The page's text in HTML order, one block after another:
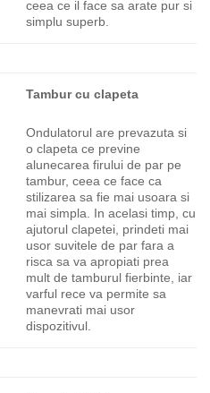
ceea ce il face sa arate pur si
simplu superb.
Tambur cu clapeta
Ondulatorul are prevazuta si
o clapeta ce previne
alunecarea firului de par pe
tambur, ceea ce face ca
stilizarea sa fie mai usoara si
mai simpla. In acelasi timp, cu
ajutorul clapetei, prindeti mai
usor suvitele de par fara a
risca sa va apropiati prea
mult de tamburul fierbinte, iar
varful rece va permite sa
manevrati mai usor
dispozitivul.